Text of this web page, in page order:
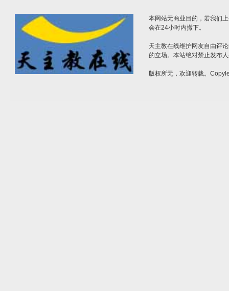
本网站无商业目的，若我们
会在24小时内撤下。
天主教在线维护网友自由评
的立场。本站绝对禁止发布
版权所无，欢迎转载。